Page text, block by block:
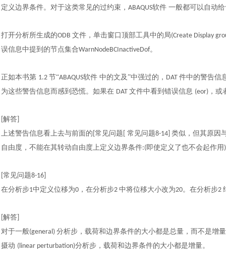
定义边界条件。对于这类常见的过约束， ABAQUS软件 一般都可以自动
打开分析所生成的ODB 文件，单击窗口顶部工具中的局(Create Display
误信息中提到的节点集合WarnNodeBCInactiveDof。
正如本书第 1.2 节“ABAQUS软件 中的文及”中强过的， DAT 件中的警告信
为这些警告信息而感到恐慌。如果在 DAT 文件中看到错误信息 (eor) ，
解答
上述警告信息看上去与前面的 常见问题 常见问题8-14] 类似，但其原因
自由度，不能在其转动自由度上定义边界条件:(即使定义了也不会起作用 )
常见问题8-16
在分析步1中定义位移为0 ，在分析步2 中将位移大小改为20。在分析步2
解答
对于一般(general) 分析步，载荷和边界条件的大小都是总量，而不是增
摄动 (linear perturbation)分析步，载荷和边界条件的大小都是增量。